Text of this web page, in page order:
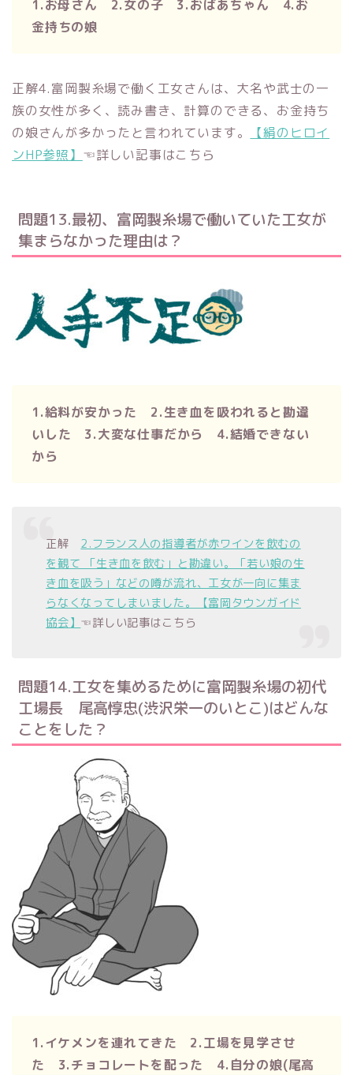
1.お母さん 2.女の子 3.おばあちゃん 4.お
金持ちの娘
正解4.富岡製糸場で働く工女さんは、大名や武士の一
族の女性が多く、読み書き、計算のできる、お金持ち
の娘さんが多かったと言われています。
【絹のヒロイ
ンHP参照】 ☜詳しい記事はこちら
問題13.最初、富岡製糸場で働いていた工女が
集まらなかった理由は？
1.給料が安かった 2.生き血を吸われると勘違
いした 3.大変な仕事だから 4.結婚できない
から
正解 2.フランス人の指導者が赤ワインを飲むの
を観て 「生き血を飲む」と勘違い。「若い娘の生
き血を吸う」などの噂が流れ、工女が一向に集ま
らなくなってしまいました。【富岡タウンガイド
協会】 ☜詳しい記事はこちら
問題14.工女を集めるために富岡製糸場の初代
工場長 尾高惇忠(渋沢栄一のいとこ)はどんな
ことをした？
1.イケメンを連れてきた 2.工場を見学させ
た 3.チョコレートを配った 4.自分の娘(尾高